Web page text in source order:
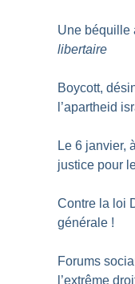
Une béquille
libertaire
Boycott,
l’apartheid
Le 6 janvier,
justice pour
Contre la loi
générale !
Forums
l’extrême